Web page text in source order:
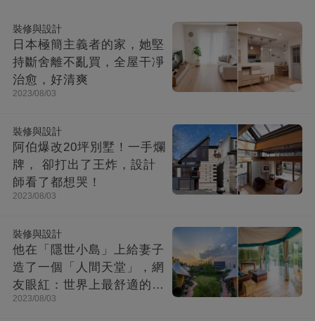
裝修與設計
日本極簡主義者的家，她堅
持斷舍離不亂買，全屋干凈
治愈，好清爽
2023/08/03
裝修與設計
阿伯爆改20坪別墅！一手爛
牌， 卻打出了王炸，設計
師看了都想哭！
2023/08/03
裝修與設計
他在「隱世小島」上給妻子
造了一個「人間天堂」，網
友眼紅：世界上最舒適的時
光都在這里
2023/08/03